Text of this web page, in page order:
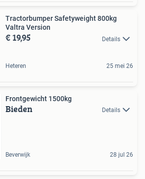
Tractorbumper Safetyweight 800kg
Valtra Version
€ 19,95 Details
Heteren 25 mei 26
Frontgewicht 1500kg
Bieden Details
Beverwijk 28 jul 26